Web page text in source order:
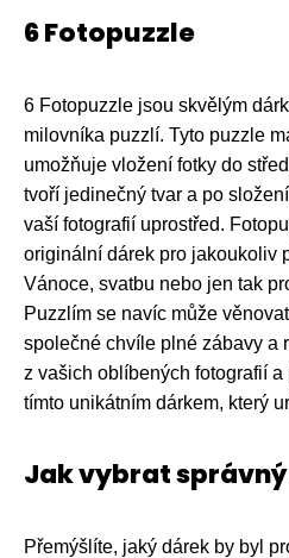
6 Fotopuzzle
6 Fotopuzzle jsou skvělým
milovníka puzzlí. Tyto puzzle
umožňuje vložení fotky do
tvoří jedinečný tvar a po
vaší fotografií uprostřed.
originální dárek pro jakoukoliv
Vánoce, svatbu nebo jen tak
Puzzlím se navíc může
společné chvíle plné zábavy a
z vašich oblíbených fotografií
tímto unikátním dárkem, který
Jak vybrat
Přemýšlíte, jaký dárek by byl